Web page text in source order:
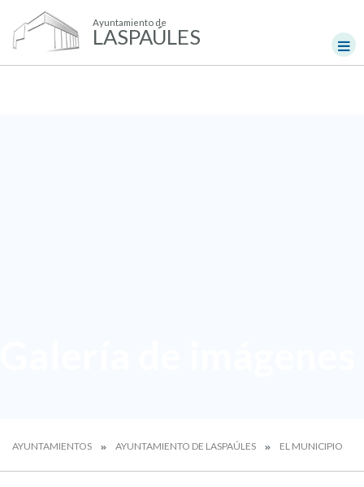
Ayuntamiento de
LASPAÚLES
AYUNTAMIENTOS AYUNTAMIENTO DE LASPAÚLES EL MUNICIPIO